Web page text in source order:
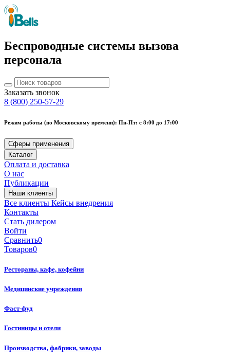
Беспроводные системы вызова
персонала
Заказать звонок
8 (800) 250-57-29
Режим работы (по Московскому времени): Пн-Пт: с 8:00 до 17:00
Сферы применения
Каталог
Оплата и доставка
О нас
Публикации
Наши клиенты
Все клиенты Кейсы внедрения
Контакты
Стать дилером
Войти
Сравнить0
Товаров0
Рестораны, кафе, кофейни
Медицинские учреждения
Фаст-фуд
Гостиницы и отели
Производства, фабрики, заводы